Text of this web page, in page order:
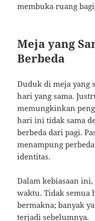
membuka ruang
Meja yang
Berbeda
Duduk di meja yang
hari yang sama.
memungkinkan
hari ini tidak sama
berbeda dari pagi.
menampung
identitas.
Dalam kebiasaan
waktu. Tidak
bermakna; banyak
terjadi sebelumnya.